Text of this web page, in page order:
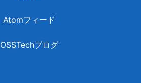
Atomフィード
OSSTechブログ